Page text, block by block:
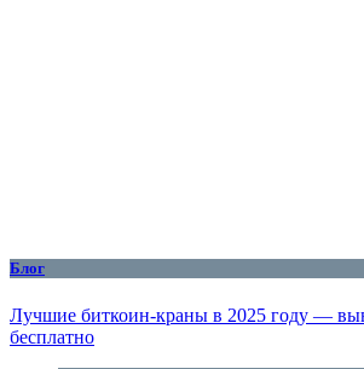
Блог
Лучшие биткоин-краны в 2025 году —
бесплатно